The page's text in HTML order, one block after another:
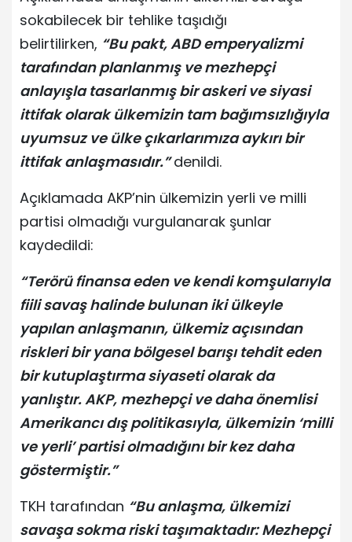
sokabilecek bir tehlike taşıdığı
belirtilirken, “Bu pakt, ABD emperyalizmi
tarafından planlanmış ve mezhepçi
anlayışla tasarlanmış bir askeri ve siyasi
ittifak olarak ülkemizin tam bağımsızlığıyla
uyumsuz ve ülke çıkarlarımıza aykırı bir
ittifak anlaşmasıdır.” denildi.
Açıklamada AKP’nin ülkemizin yerli ve milli
partisi olmadığı vurgulanarak şunlar
kaydedildi:
“Terörü finansa eden ve kendi komşularıyla
fiili savaş halinde bulunan iki ülkeyle
yapılan anlaşmanın, ülkemiz açısından
riskleri bir yana bölgesel barışı tehdit eden
bir kutuplaştırma siyaseti olarak da
yanlıştır. AKP, mezhepçi ve daha önemlisi
Amerikancı dış politikasıyla, ülkemizin ‘milli
ve yerli’ partisi olmadığını bir kez daha
göstermiştir.”
TKH tarafından “Bu anlaşma, ülkemizi
savaşa sokma riski taşımaktadır: Mezhepçi